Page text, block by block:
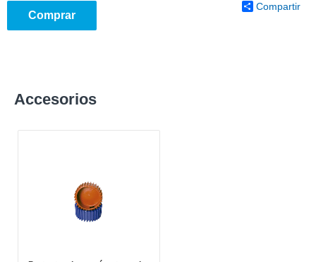
Comprar
Compartir
Accesorios